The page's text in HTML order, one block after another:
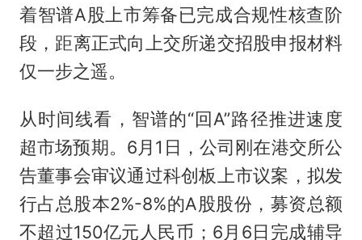
着智谱A股上市筹备已完成合规性核查阶
段，距离正式向上交所递交招股申报材料
仅一步之遥。
从时间线看，智谱的“回A”路径推进速度
超市场预期。6月1日，公司刚在港交所公
告董事会审议通过科创板上市议案，拟发
行占总股本2%-8%的A股股份，募资总额
不超过150亿元人民币；6月6日完成辅导